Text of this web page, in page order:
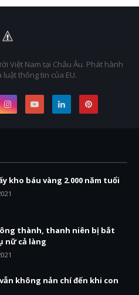
Việt Nam tại Châu Âu. Phát hành
thông tin của EU.
kho báu vàng 2.000 năm tuổi
thành, thanh niên bị bắt
nữ cả làng
không nản chí đến khi con